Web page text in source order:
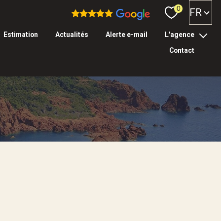
0 Langue
FR
estimation actualités alerte e-mail l'agence
contact